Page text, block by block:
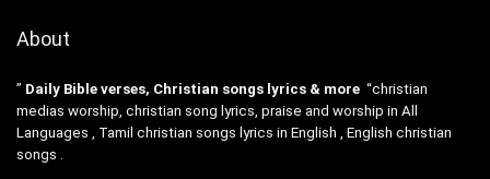
About
” Daily Bible verses, Christian songs lyrics & more “christian
medias worship, christian song lyrics, praise and worship in All
Languages , Tamil christian songs lyrics in English , English christian
songs .